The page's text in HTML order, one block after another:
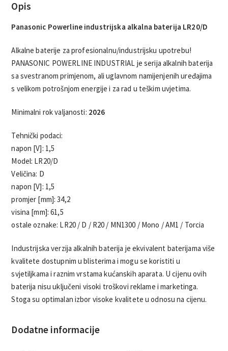
Opis
Panasonic Powerline industrijska alkalna baterija LR20/D
Alkalne baterije za profesionalnu/industrijsku upotrebu!
PANASONIC POWERLINE INDUSTRIAL je serija alkalnih baterija
sa svestranom primjenom, ali uglavnom namijenjenih uređajima
s velikom potrošnjom energije i za rad u teškim uvjetima.
Minimalni rok valjanosti: 2026
Tehnički podaci:
napon [V]: 1,5
Model: LR20/D
Veličina: D
napon [V]: 1,5
promjer [mm]: 34,2
visina [mm]: 61,5
ostale oznake: LR20 / D / R20 / MN1300 / Mono / AM1 / Torcia
Industrijska verzija alkalnih baterija je ekvivalent baterijama više
kvalitete dostupnim u blisterima i mogu se koristiti u
svjetiljkama i raznim vrstama kućanskih aparata. U cijenu ovih
baterija nisu uključeni visoki troškovi reklame i marketinga.
Stoga su optimalan izbor visoke kvalitete u odnosu na cijenu.
Dodatne informacije